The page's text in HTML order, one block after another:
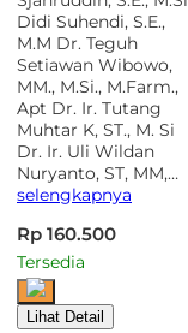
Didi Suhendi, S.E.,
M.M Dr. Teguh
Setiawan Wibowo,
MM., M.Si., M.Farm.,
Apt Dr. Ir. Tutang
Muhtar K, ST., M. Si
Dr. Ir. Uli Wildan
Nuryanto, ST, MM,…
selengkapnya
Rp 160.500
Tersedia
Lihat Detail